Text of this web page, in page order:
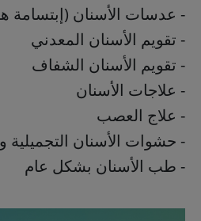
- عدسات الأسنان (إبتسامة
- تقويم الأسنان المعدني
- تقويم الأسنان الشفاف
- علاجات الأسنان
- علاج العصب
- حشوات الأسنان التجميلية
- طب الأسنان بشكل عام